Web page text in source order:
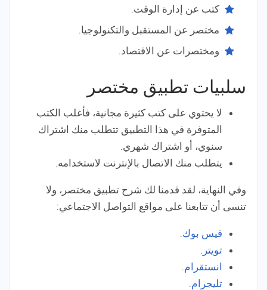
كتب عن إدارة الوقت.
مختصر عن المستقبل والتكنولوجيا.
ومختصرات عن الاقتصاد.
سلبيات تطبيق مختصر
لا يحتوي على كتب كثيرة مجانية، فأغلب الكتب
المتوفرة في هذا التطبيق تتطلب منك اشتراك
سنوي، أو اشتراك شهري.
يتطلب منك الاتصال بالإنترنت لاستخدامه.
وفي النهاية، لقد قدمنا لك شرح تطبيق مختصر، ولا
تنسى أن تتابعنا على مواقع التواصل الاجتماعي:
فيس بوك.
تويتر .
انستقرام.
تليجرام.